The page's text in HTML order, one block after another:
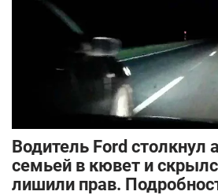
Водитель Ford столкнул
семьей в кювет и
лишили прав.